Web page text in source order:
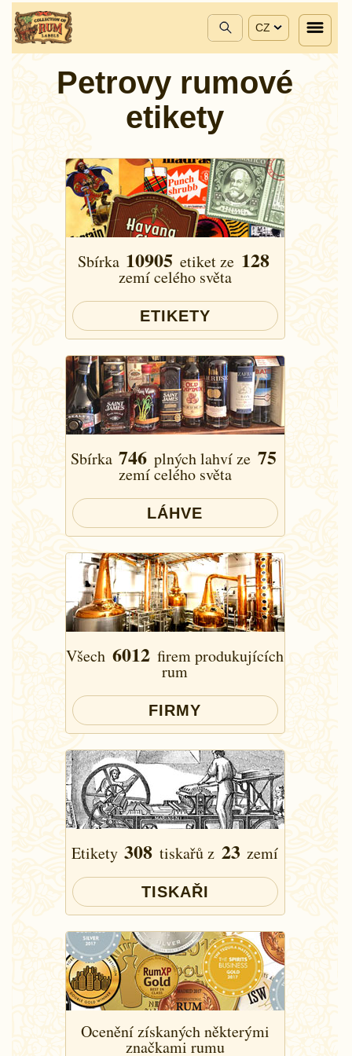
CZ
Petrovy rumové
etikety
Sbírka 10905 etiket ze 128
zemí celého světa
ETIKETY
Sbírka 746 plných lahví ze 75
zemí celého světa
LÁHVE
Všech 6012 firem produkujících
rum
FIRMY
Etikety 308 tiskařů z 23 zemí
TISKAŘI
Ocenění získaných některými
značkami rumu